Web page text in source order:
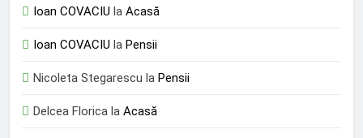
Ioan COVACIU la Acasă
Ioan COVACIU la Pensii
Nicoleta Stegarescu la Pensii
Delcea Florica la Acasă